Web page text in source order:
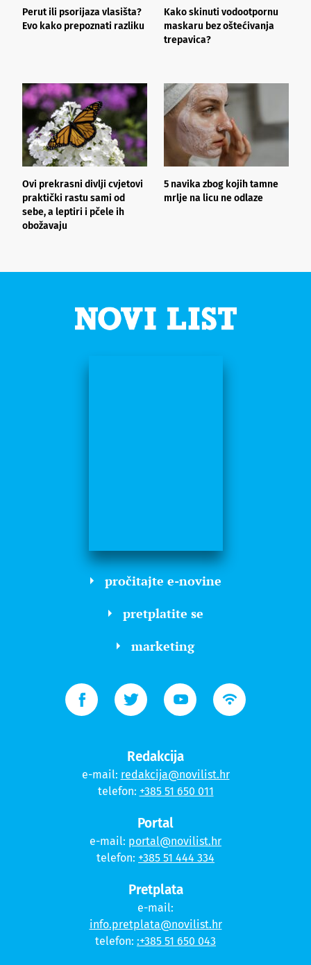
Perut ili psorijaza vlasišta?
Evo kako prepoznati razliku
Kako skinuti vodootpornu
maskaru bez oštećivanja
trepavica?
Ovi prekrasni divlji cvjetovi
praktički rastu sami od
sebe, a leptiri i pčele ih
obožavaju
5 navika zbog kojih tamne
mrlje na licu ne odlaze
pročitajte e-novine
pretplatite se
marketing
Redakcija
e-mail: redakcija@novilist.hr
telefon: +385 51 650 011
Portal
e-mail: portal@novilist.hr
telefon: +385 51 444 334
Pretplata
e-mail:
info.pretplata@novilist.hr
telefon: :+385 51 650 043